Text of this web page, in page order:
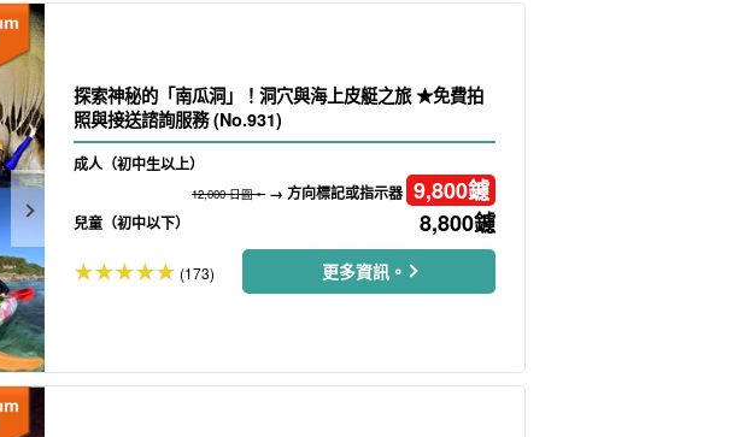
探索神秘的「南瓜洞」！洞穴與海上皮艇之旅 ★免費拍
照與接送諮詢服務 (No.931)
成人（初中生以上）
12,000 日圓。→ 方向標記或指示器 9,800鑢
兒童（初中以下） 8,800鑢
(173) 更多資訊。